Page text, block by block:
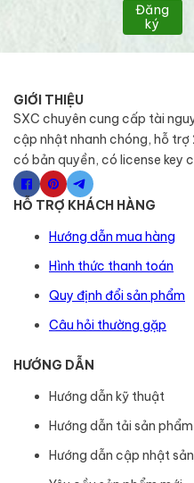
Đăng
ký
GIỚI THIỆU
SXC chuyên cung cấp tài
cập nhật nhanh chóng, hỗ
có bản quyền, có license key
HỖ TRỢ KHÁCH HÀNG
Hướng dẫn mua hàng
Hình thức thanh toán
Quy định đổi sản phẩm
Câu hỏi thường gặp
HƯỚNG DẪN
Hướng dẫn kỹ thuật
Hướng dẫn tải sản phẩm
Hướng dẫn cập nhật